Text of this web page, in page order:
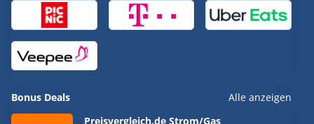
Bonus Deals Alle anzeigen
Preisvergleich.de Strom/Gas